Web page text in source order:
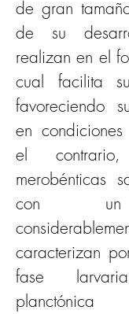
de gran
de su
realizan en el
cual facilita
favoreciendo
en
el
merobénticas
con un
caracterizan
fase
planctónica